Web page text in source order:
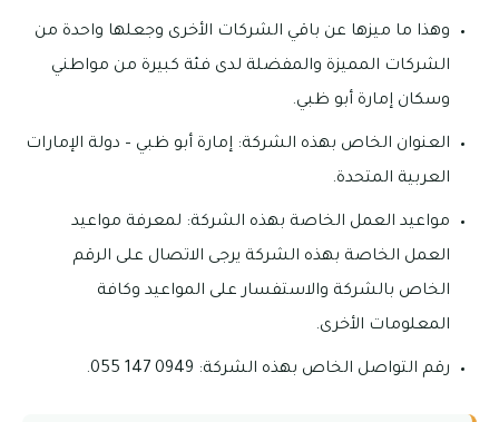
وهذا ما ميزها عن باقي الشركات الأخرى وجعلها واحدة من
الشركات المميزة والمفضلة لدى فئة كبيرة من مواطني
وسكان إمارة أبو ظبي.
العنوان الخاص بهذه الشركة: إمارة أبو ظبي – دولة الإمارات
العربية المتحدة.
مواعيد العمل الخاصة بهذه الشركة: لمعرفة مواعيد
العمل الخاصة بهذه الشركة يرجى الاتصال على الرقم
الخاص بالشركة والاستفسار على المواعيد وكافة
المعلومات الأخرى.
رقم التواصل الخاص بهذه الشركة: 0949 147 055.